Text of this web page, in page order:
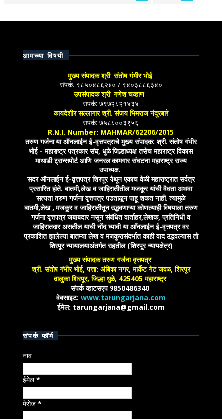
आमच्या विषयी
मुख्य संपादक श्री. संतोष गंभीर भोई
संपर्क: ९८५०४८६२४० / ९४०३८८६३४०
उपसंपादक श्री. गणेश चव्हाण
संपर्क: ७९७२८२१४३४
कायदेशीर सल्लागार श्री. संजय भिमराज नंदूरबारे
संपर्क: ७५८८००३९५६
R.N.I. Number: MAHMAR/62206/2015
तरुण गर्जना या ऑनलाईन ई-वृत्तपत्राचे मुख्य संपादक: श्री. संतोष गंभीर
भोई - महाराष्ट्र पत्रकार संघ, धुळे जिल्हाध्यक्ष तसेच महाराष्ट्र विकास
माथाडी ट्रान्सपोर्ट आणि जनरल कामगार संघटना महाराष्ट्र राज्य
उपाध्यक्ष.
सदर ऑनलाईन ई-वृत्तपत्र शिरपूर येथून एकाच वेळी महाराष्ट्रात सर्वत्र
प्रसारित होते. बातमी,लेख व जाहिरातीतील मजकूर यांची वैधता अथवा
सत्यता तरुण गर्जना वृत्तपत्र पडताळून पाहू शकत नाही. त्यामुळे
बातमी,लेख , मजकूर व जाहिरातीतून उद्भवणाऱ्या कोणत्याही विषयाला तरुण
गर्जना वृत्तपत्र जबाबदार नसून संबंधित वार्ताहर,लेखक, प्रतिनिधी व
जाहिरातदार असतील याची नोंद घ्यावी या आँनलाईन ई-वृत्तपत्र वर
प्रकाशित झालेल्या बातम्या लेख व मजकुरासंदर्भात काही वाद उद्भवल्यास तो
शिरपूर न्यायालयाअंतर्गत राहतील (शिरपूर न्यायक्षेत्र)
मुख्य संपादक तरुण गर्जना वृत्तपत्र
श्री. संतोष गंभीर भोई, पत्ता: अंबिका नगर, मार्केट गेट जवळ, शिरपूर
तालुका शिरपूर, जिल्हा धुळे, 425405 महाराष्ट्र
संपर्क व्हाटसएप 9850486340
वेबसाइट: www.tarungarjana.com
ईमेल: tarungarjana@gmail.com
संपर्क फॉर्म
नाव
ईमेल*
मेसेज*